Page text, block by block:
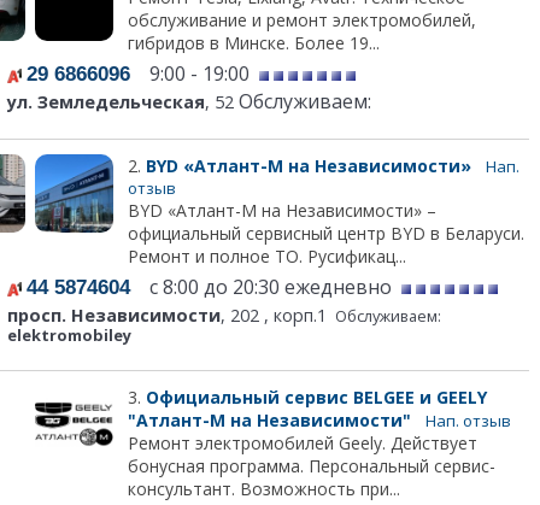
обслуживание и ремонт электромобилей,
гибридов в Минске. Более 19...
29 6866096 9:00 - 19:00
ул. Земледельческая, 52 Обслуживаем:
2. BYD «Атлант-М на Независимости»
Нап.
отзыв
BYD «Атлант-М на Независимости» –
официальный сервисный центр BYD в Беларуси.
Ремонт и полное ТО. Русификац...
44 5874604с 8:00 до 20:30 ежедневно
просп. Независимости, 202 , корп.1
Обслуживаем:
elektromobiley
3. Официальный сервис BELGEE и GEELY
"Атлант-М на Независимости"
Нап. отзыв
Ремонт электромобилей Geely. Действует
бонусная программа. Персональный сервис-
консультант. Возможность при...